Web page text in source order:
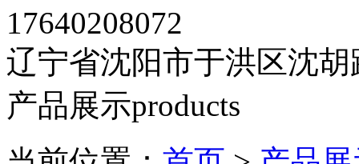
17640208072
辽宁省沈阳市于洪区沈胡
产品展示products